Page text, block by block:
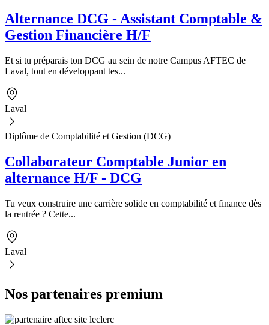
Alternance DCG - Assistant Comptable &
Gestion Financière H/F
Et si tu préparais ton DCG au sein de notre Campus AFTEC de
Laval, tout en développant tes...
Laval
Diplôme de Comptabilité et Gestion (DCG)
Collaborateur Comptable Junior en
alternance H/F - DCG
Tu veux construire une carrière solide en comptabilité et finance dès
la rentrée ? Cette...
Laval
Nos partenaires premium